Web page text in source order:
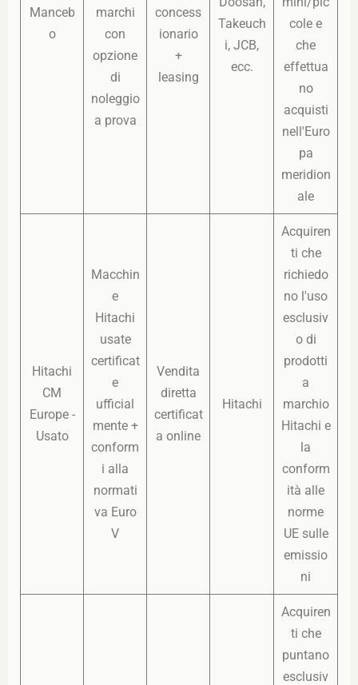
Manceb
o
marchi
con
opzione
di
noleggio
a prova
concess
ionario
+
leasing
Takeuch
i, JCB,
ecc.
cole e
che
effettua
no
acquisti
nell'Euro
pa
meridion
ale
Hitachi
CM
Europe -
Usato
Macchin
e
Hitachi
usate
certificat
e
ufficial
mente +
conform
i alla
normati
va Euro
V
Vendita
diretta
certificat
a online
Hitachi
Acquiren
ti che
richiedo
no l'uso
esclusiv
o di
prodotti
a
marchio
Hitachi e
la
conform
ità alle
norme
UE sulle
emissio
ni
Acquiren
ti che
puntano
esclusiv